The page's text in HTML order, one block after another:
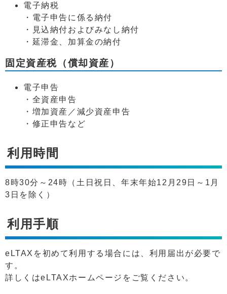
電子納税
・電子申告に係る納付
・見込納付およびみなし納付
・延滞金、加算金の納付
固定資産税（償却資産）
電子申告
・全資産申告
・増加資産／減少資産申告
・修正申告など
利用時間
8時30分～24時（土日祝日、年末年始12月29日～1月
3日を除く）
利用手順
eLTAXを初めて利用する場合には、利用届出が必要で
す。
詳しくはeLTAXホームページをご覧ください。